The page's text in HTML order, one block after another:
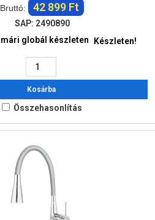
Bruttó:
42 899 Ft
SAP: 2490890
Készleten!
Kosárba
Összehasonlítás